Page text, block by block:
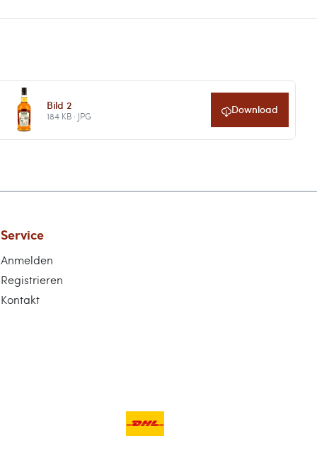
Bild 2
184 KB · JPG Download
Service
Anmelden
Registrieren
Kontakt